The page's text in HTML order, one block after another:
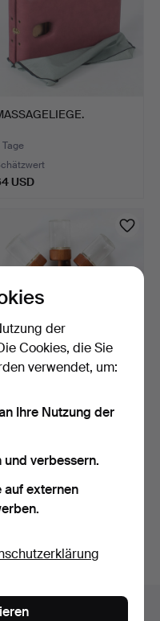
Tage
USD
Tage
64 USD
der
Cookies, die Sie
verwendet, um:
Ihre Nutzung der
verbessern.
auf externen